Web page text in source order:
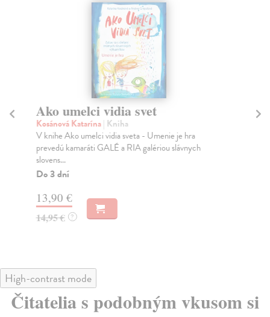
Ako umelci vidia svet
Kosánová Katarína| Kniha
V knihe Ako umelci vidia sveta - Umenie je hra
prevedú kamaráti GALÉ a RIA galériou slávnych
slovens...
Do 3 dní
13,90 €
14,95 € ?
High-contrast mode
Čitatelia s podobným vkusom si